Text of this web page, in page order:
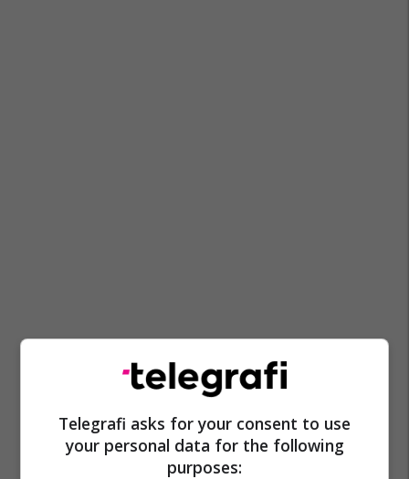
Telegrafi asks for your consent to use
your personal data for the following
purposes: